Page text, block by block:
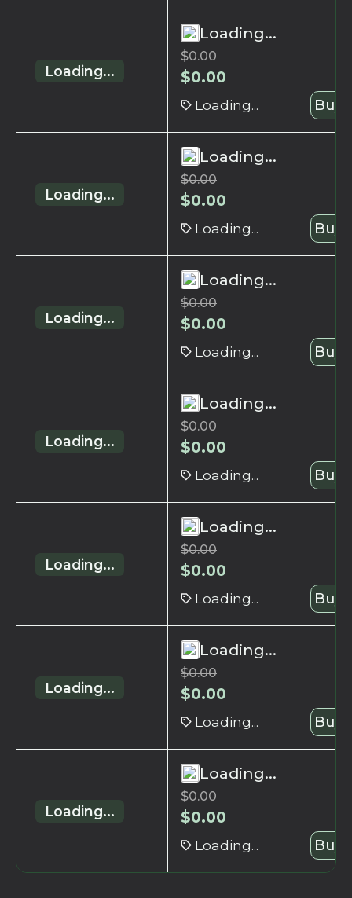
Loading...
Loading...
$0.00
$0.00
Loading... Buy
Loading...
Loading...
$0.00
$0.00
Loading... Buy
Loading...
Loading...
$0.00
$0.00
Loading... Buy
Loading...
Loading...
$0.00
$0.00
Loading... Buy
Loading...
Loading...
$0.00
$0.00
Loading... Buy
Loading...
Loading...
$0.00
$0.00
Loading... Buy
Loading...
Loading...
$0.00
$0.00
Loading... Buy